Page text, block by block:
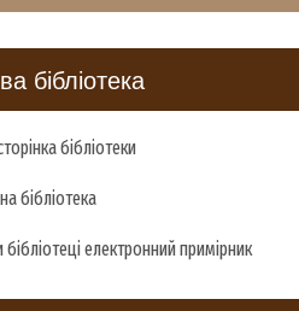
бібліотека
бібліотеки
бібліотека
електронний примірник